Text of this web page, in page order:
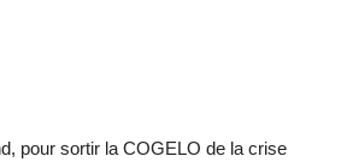
pour sortir la COGELO de la crise